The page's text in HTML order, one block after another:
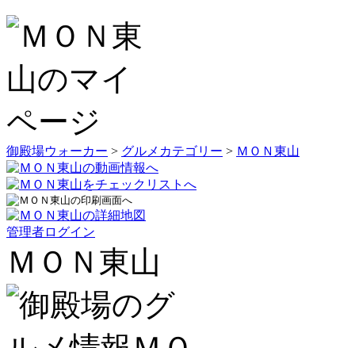
御殿場ウォーカー > グルメカテゴリー > ＭＯＮ東山
管理者ログイン
ＭＯＮ東山